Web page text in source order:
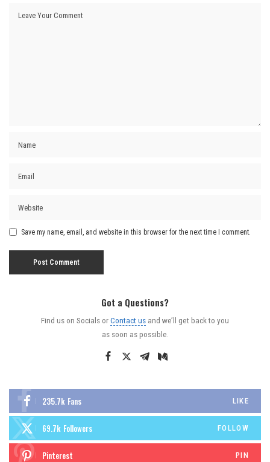
Save my name, email, and website in this browser for the next time I comment.
Got a Questions?
Find us on Socials orContact us and we’ll get back to you
as soon as possible.
235.7k Fans LIKE
69.7k Followers FOLLOW
Pinterest PIN